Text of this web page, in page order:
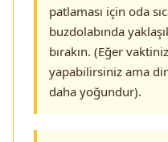
patlaması için oda
buzdolabında
bırakın. (Eğer
yapabilirsiniz ama
daha yoğundur).